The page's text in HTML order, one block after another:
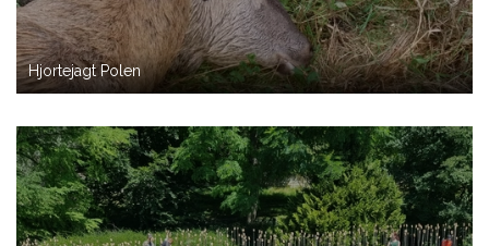
Hjortejagt Polen